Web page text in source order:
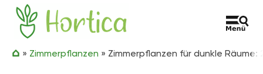
Zum Inhalt springen
Hortica
» Zimmerpflanzen » Zimmerpflanzen für dunkle